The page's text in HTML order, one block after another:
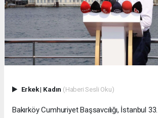
Erkek| Kadın (Haberi Sesli Oku)
Bakırköy Cumhuriyet Başsavcılığı, İstanbul